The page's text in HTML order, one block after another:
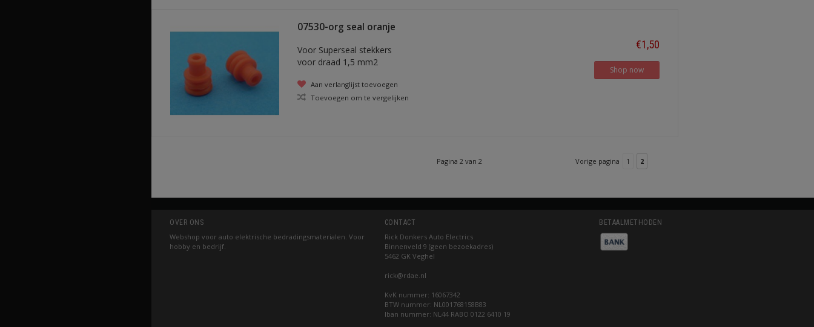
07530-org seal oranje
Voor Superseal stekkers
voor draad 1,5 mm2
Aan verlanglijst toevoegen
Toevoegen om te vergelijken
€1,50
Shop now
Pagina 2 van 2 Vorige pagina 1 2
OVER ONS
Webshop voor auto elektrische bedradingsmaterialen. Voor
hobby en bedrijf.
CONTACT
Rick Donkers Auto Electrics
Binnenveld 9 (geen bezoekadres)
5462 GK Veghel
rick@rdae.nl
KvK nummer: 16067342
BTW nummer: NL001768158B83
Iban nummer: NL44 RABO 0122 6410 19
BETAALMETHODEN